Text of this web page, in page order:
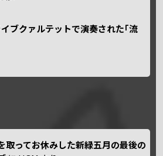
ブクァルテットで演奏された｢流
取ってお休みした新緑五月の最後の